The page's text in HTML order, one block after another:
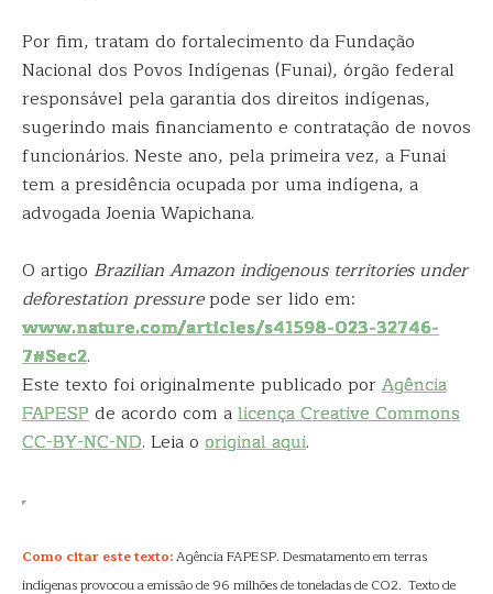
Por fim, tratam do fortalecimento da Fundação
Nacional dos Povos Indígenas (Funai), órgão federal
responsável pela garantia dos direitos indígenas,
sugerindo mais financiamento e contratação de novos
funcionários. Neste ano, pela primeira vez, a Funai
tem a presidência ocupada por uma indígena, a
advogada Joenia Wapichana.
O artigo Brazilian Amazon indigenous territories under
deforestation pressurepode ser lido em:
www.nature.com/articles/s41598-023-32746-
7#Sec2.
Este texto foi originalmente publicado porAgência
FAPESPde acordo com alicença Creative Commons
CC-BY-NC-ND. Leia o original aqui.
Como citar este texto:Agência FAPESP. Desmatamento em terras
indígenas provocou a emissão de 96 milhões de toneladas de CO2. Texto de